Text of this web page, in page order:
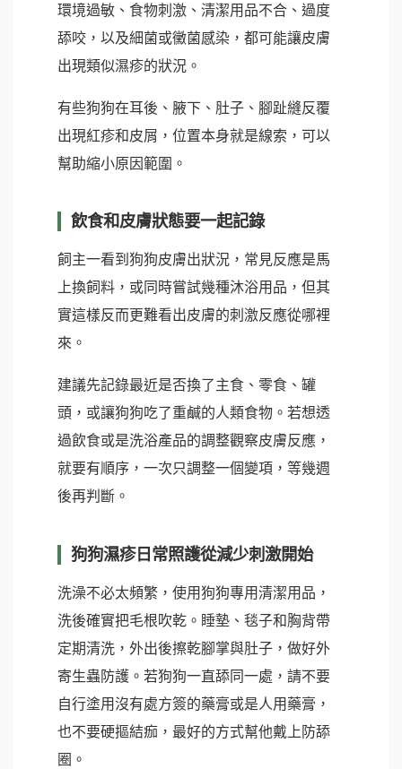
環境過敏、食物刺激、清潔用品不合、過度
舔咬，以及細菌或黴菌感染，都可能讓皮膚
出現類似濕疹的狀況。
有些狗狗在耳後、腋下、肚子、腳趾縫反覆
出現紅疹和皮屑，位置本身就是線索，可以
幫助縮小原因範圍。
飲食和皮膚狀態要一起記錄
飼主一看到狗狗皮膚出狀況，常見反應是馬
上換飼料，或同時嘗試幾種沐浴用品，但其
實這樣反而更難看出皮膚的刺激反應從哪裡
來。
建議先記錄最近是否換了主食、零食、罐
頭，或讓狗狗吃了重鹹的人類食物。若想透
過飲食或是洗浴產品的調整觀察皮膚反應，
就要有順序，一次只調整一個變項，等幾週
後再判斷。
狗狗濕疹日常照護從減少刺激開始
洗澡不必太頻繁，使用狗狗專用清潔用品，
洗後確實把毛根吹乾。睡墊、毯子和胸背帶
定期清洗，外出後擦乾腳掌與肚子，做好外
寄生蟲防護。若狗狗一直舔同一處，請不要
自行塗用沒有處方簽的藥膏或是人用藥膏，
也不要硬摳結痂，最好的方式幫他戴上防舔
圈。